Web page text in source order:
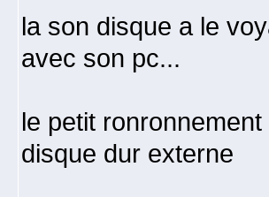
la son disque a le
avec son pc...
le petit
disque dur externe